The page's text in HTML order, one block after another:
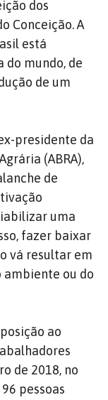
dos
Conceição. A
está
mundo, de
de um
presidente da
(ABRA),
de
uma
fazer baixar
vá resultar em
ou do
ao
de 2018, no
pessoas